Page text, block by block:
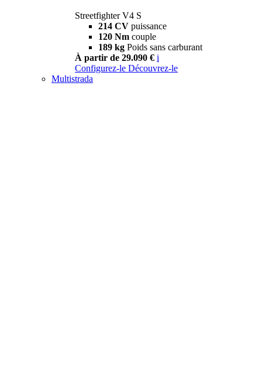
Streetfighter V4 S
214 CV puissance
120 Nm couple
189 kg Poids sans carburant
À partir de 29.090 € i
Configurez-le Découvrez-le
Multistrada